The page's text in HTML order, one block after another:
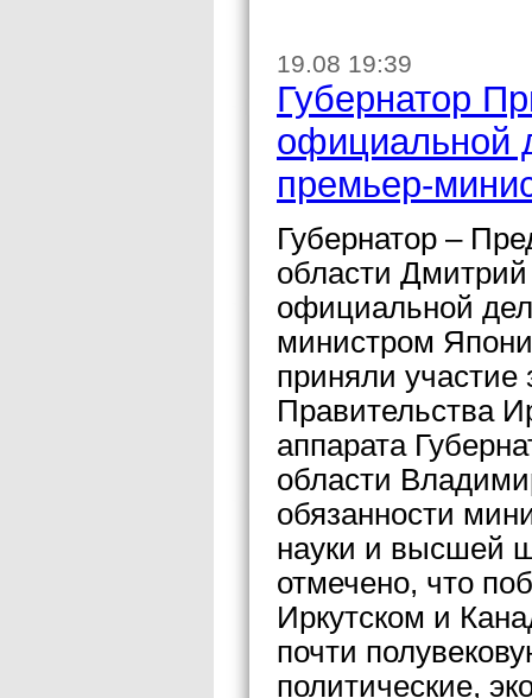
19.08 19:39
Губернатор
официальной
премьер-
Губернатор –
области
официальной
министром
приняли участие
Правительства
аппарата
области
обязанности
науки и высшей
отмечено, что
Иркутском и
почти
политические,